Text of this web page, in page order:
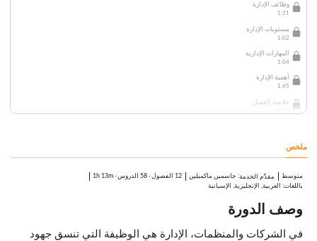
وظائف الإدارة
1:21
مستويات الإدارة
1:02
المهارات الإدارية
1:04
أهمية الإدارة
1:45
خلاصة الفصل
نظرة عامة
0:55
الإدارة العلمية
1:35
1:48
2:54
ملخص
متوسط مقدِّم الخدمة: جاسمين ماكميلين 12 الفصول · 58 الدروس ·
1h 13m
باللغات: العربية, الإنجليزية, الإسبانية
وصف الدورة
في الشركات والمنظمات، الإدارة هي الوظيفة التي تنسق جهود